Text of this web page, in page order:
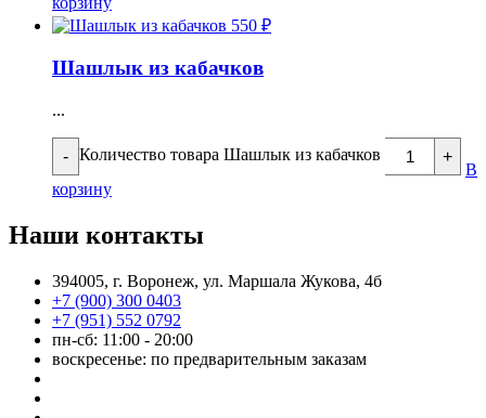
550 ₽
Шашлык из кабачков
...
- Количество товара Шашлык из кабачков +
В
корзину
Наши контакты
394005, г. Воронеж, ул. Маршала Жукова, 4б
+7 (900) 300 0403
+7 (951) 552 0792
пн-сб: 11:00 - 20:00
воскресенье: по предварительным заказам